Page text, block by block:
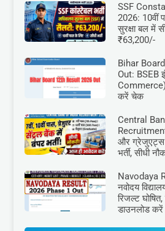
SSF
2026: 10वीं
सुरक्षा बल में
₹63,200/-
Bihar
Out: BSEB
Commerce)
करें चेक
Central
और ग्रेजुएट्स
भर्ती, सीधी
Navodaya
नवोदय
रिजल्ट
डाउनलोड करें